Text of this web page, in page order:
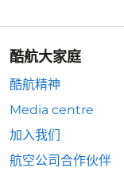
酷航大家庭
酷航精神
Media centre
加入我们
航空公司合作伙伴